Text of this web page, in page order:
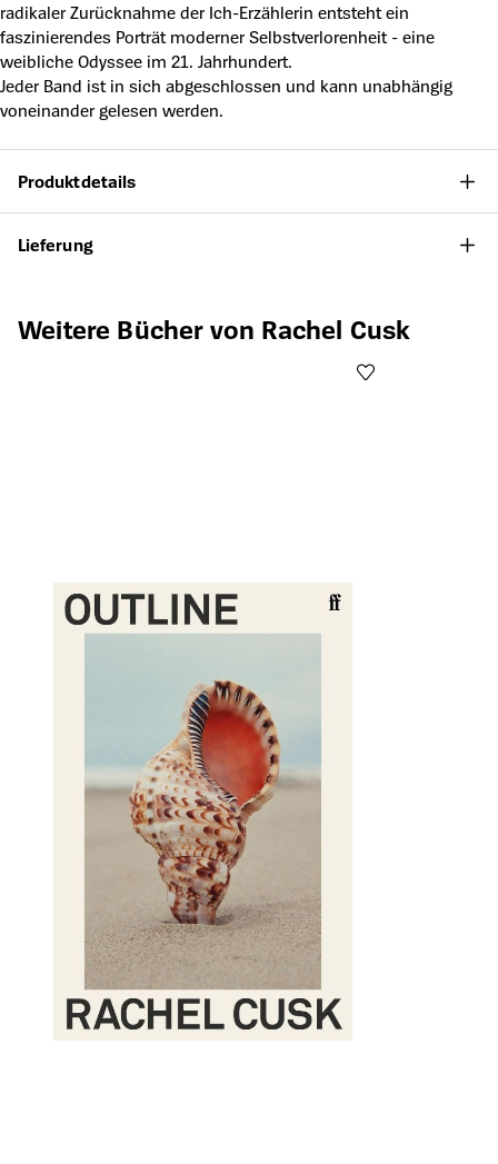
radikaler Zurücknahme der Ich-Erzählerin entsteht ein
faszinierendes Porträt moderner Selbstverlorenheit - eine
weibliche Odyssee im 21. Jahrhundert.
Jeder Band ist in sich abgeschlossen und kann unabhängig
voneinander gelesen werden.
Produktdetails
Lieferung
Produktgalerie überspringen
Weitere Bücher von Rachel Cusk